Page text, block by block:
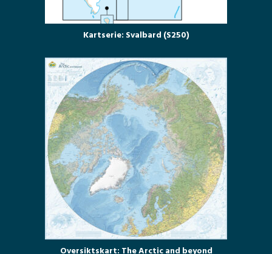
Kartserie: Svalbard (S250)
Oversiktskart: The Arctic and beyond